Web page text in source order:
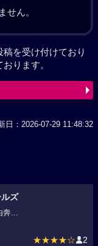
せん。
稿を受け付けており
ります。
日：2026-07-29 11:48:32
ズ
...
★★★★☆ 2